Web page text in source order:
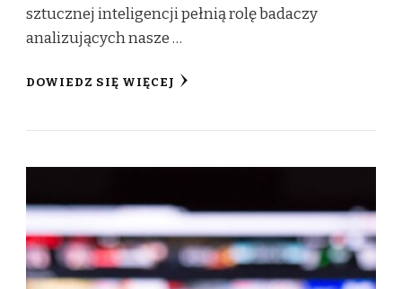
sztucznej inteligencji pełnią rolę badaczy
analizujących nasze …
DOWIEDZ SIĘ WIĘCEJ